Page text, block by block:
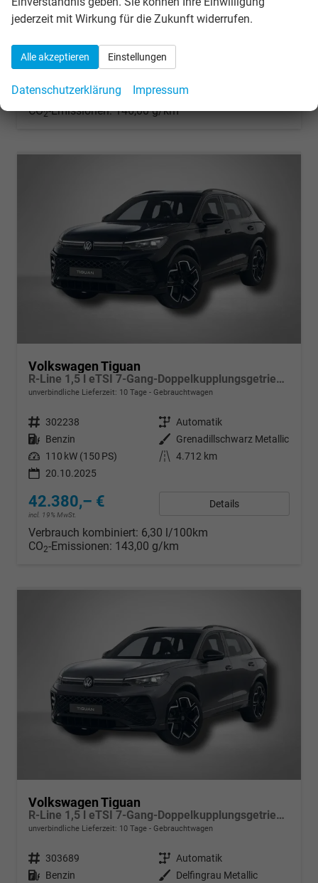
Kraftstoff Benzin Außenfarbe Grenadillschwarz Metallic
Leistung 110 kW (150 PS) Kilometerstand 15.594 km
42.280,– €
Verbrauch kombiniert:6,40 l/100km
CO2-Emissionen:146,00 g/km
Volkswagen Tiguan
R-Line 1,5 l eTSI 7-Gang-Doppelkupplungsgetriebe DSG
unverbindliche Lieferzeit: 10 Tage Gebrauchtwagen
Fahrzeugnr. 302238 Getriebe Automatik
Kraftstoff Benzin Außenfarbe
Grenadillschwarz Metallic
Leistung 110 kW (150 PS) Kilometerstand 4.712 km
20.10.2025
42.380,– €
incl. 19% MwSt.
Details
Verbrauch kombiniert: 6,30 l/100km
CO2-Emissionen: 143,00 g/km
Volkswagen Tiguan
R-Line 1,5 l eTSI 7-Gang-Doppelkupplungsgetriebe DSG
unverbindliche Lieferzeit: 10 Tage Gebrauchtwagen
Fahrzeugnr. 303689 Getriebe Automatik
Kraftstoff Benzin Außenfarbe
Delfingrau Metallic
jederzeit mit Wirkung für die Zukunft widerrufen.
Alle akzeptieren Einstellungen
Datenschutzerklärung Impressum